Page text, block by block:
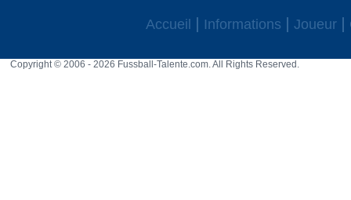
Accueil Informations Joueur
Copyright © 2006 - 2026 Fussball-Talente.com. All Rights Reserved.